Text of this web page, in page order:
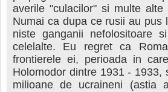
averile "culacilor" si multe
Numai ca dupa ce rusii au pus
niste ganganii nefolositoare
celelalte. Eu regret ca
frontierele ei, perioada in
Holomodor dintre 1931 -
milioane de ucraineni (astia